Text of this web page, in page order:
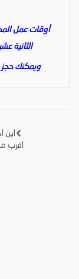
أوقات عمل
الثانية
ويمكنك حجز
تصفّح
اين
اقرب